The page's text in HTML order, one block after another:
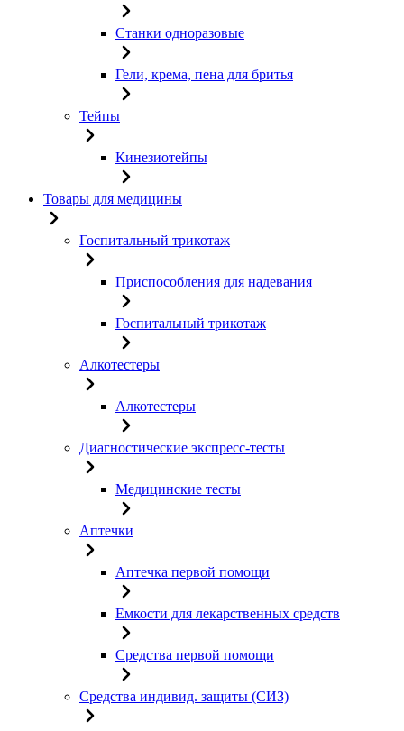
Станки одноразовые
Гели, крема, пена для бритья
Тейпы
Кинезиотейпы
Товары для медицины
Госпитальный трикотаж
Приспособления для надевания
Госпитальный трикотаж
Алкотестеры
Алкотестеры
Диагностические экспресс-тесты
Медицинские тесты
Аптечки
Аптечка первой помощи
Емкости для лекарственных средств
Средства первой помощи
Средства индивид. защиты (СИЗ)